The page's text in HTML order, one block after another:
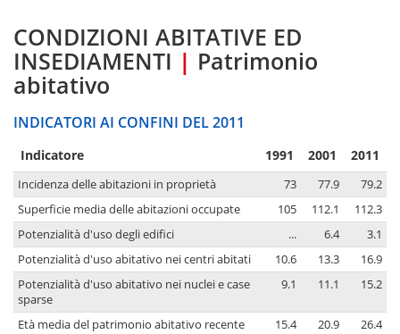
CONDIZIONI ABITATIVE ED
INSEDIAMENTI | Patrimonio
abitativo
INDICATORI AI CONFINI DEL 2011
Indicatore 1991 2001 2011
Incidenza delle abitazioni in proprietà 73 77.9
79.2
Superficie media delle abitazioni occupate
105 112.1
112.3
Potenzialità d'uso degli edifici
... 6.4
3.1
Potenzialità d'uso abitativo nei centri abitati
10.6 13.3
16.9
Potenzialità d'uso abitativo nei nuclei e case
sparse
9.1 11.1 15.2
Età media del patrimonio abitativo recente 15.4 20.9
26.4